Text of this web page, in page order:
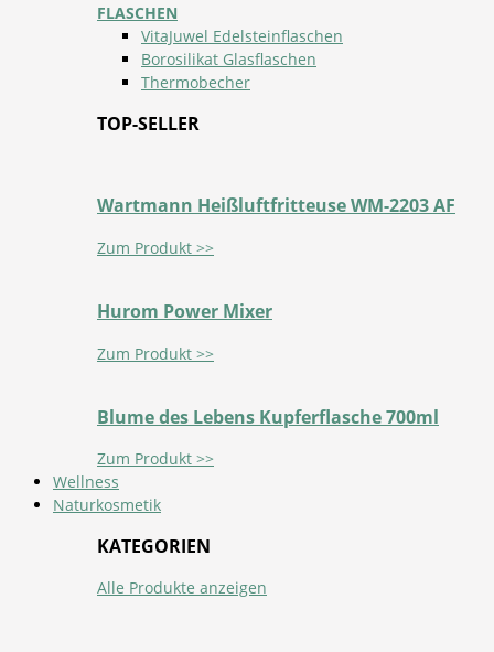
FLASCHEN
VitaJuwel Edelsteinflaschen
Borosilikat Glasflaschen
Thermobecher
TOP-SELLER
Wartmann Heißluftfritteuse WM-2203 AF
Zum Produkt >>
Hurom Power Mixer
Zum Produkt >>
Blume des Lebens Kupferflasche 700ml
Zum Produkt >>
Wellness
Naturkosmetik
KATEGORIEN
Alle Produkte anzeigen